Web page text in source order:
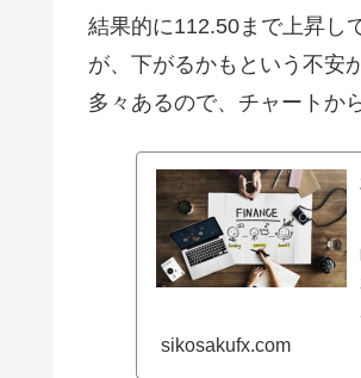
結果的に112.50まで上昇し
が、下がるかもという不安
多々あるので、チャートか
sikosakufx.com